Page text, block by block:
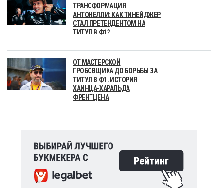
ТРАНСФОРМАЦИЯ
АНТОНЕЛЛИ: КАК ТИНЕЙДЖЕР
СТАЛ ПРЕТЕНДЕНТОМ НА
ТИТУЛ В Ф1?
ОТ МАСТЕРСКОЙ
ГРОБОВЩИКА ДО БОРЬБЫ ЗА
ТИТУЛ В Ф1. ИСТОРИЯ
ХАЙНЦА-ХАРАЛЬДА
ФРЕНТЦЕНА